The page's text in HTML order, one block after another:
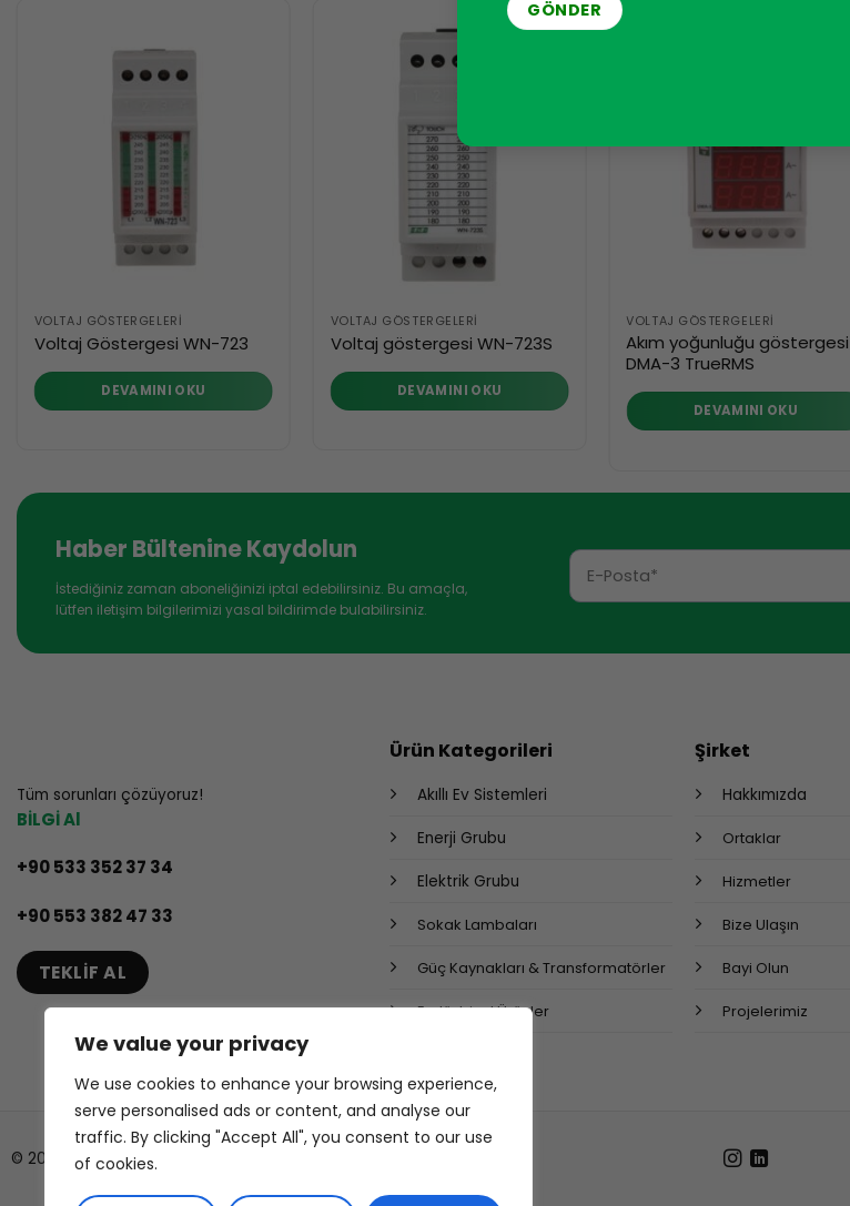
We value your privacy
We use cookies to enhance your browsing experience,
serve personalised ads or content, and analyse our
traffic. By clicking "Accept All", you consent to our use
of cookies.
VOLTAJ GÖSTERGELERI
Voltaj Göstergesi WN-723
DEVAMINI OKU
VOLTAJ GÖSTERGELERI
Voltaj göstergesi WN-723S
DEVAMINI OKU
VOLTAJ GÖSTERGELERI
Akım yoğunluğu göstergesi
DMA-3 TrueRMS
DEVAMINI OKU
Haber Bültenine Kaydolun
İstediğiniz zaman aboneliğinizi iptal edebilirsiniz. Bu amaçla,
lütfen iletişim bilgilerimizi yasal bildirimde bulabilirsiniz.
Tüm sorunları çözüyoruz!
BİLGİ Al
+90 533 352 37 34
+90 553 382 47 33
TEKLIF AL
Ürün Kategorileri
Akıllı Ev Sistemleri
Enerji Grubu
Elektrik Grubu
Sokak Lambaları
Güç Kaynakları & Transformatörler
Endüstriyel Ürünler
Şirket
Hakkımızda
Ortaklar
Hizmetler
Bize Ulaşın
Bayi Olun
Projelerimiz
© 2026 ISL TECHS